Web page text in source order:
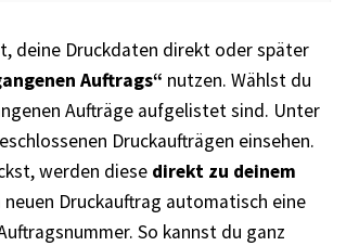
deine Druckdaten direkt oder später
Auftrags“ nutzen. Wählst du
Aufträge aufgelistet sind. Unter
Druckaufträgen einsehen.
werden diese direkt zu deinem
Druckauftrag automatisch eine
So kannst du ganz